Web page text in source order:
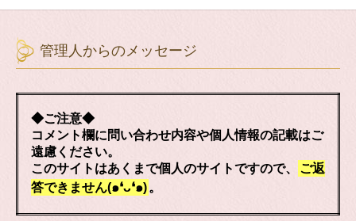
管理人からのメッセージ
◆ご注意◆
コメント欄に問い合わせ内容や個人情報の記載はご
遠慮ください。
このサイトはあくまで個人のサイトですので、
ご返
答できません(๑❛ᴗ❛๑)。